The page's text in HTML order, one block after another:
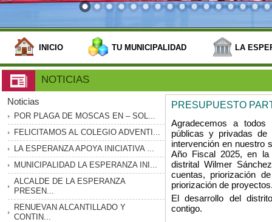
INICIO TU MUNICIPALIDAD LA
NOTICIAS
Noticias
POR PLAGA DE MOSCAS EN – SOL...
FELICITAMOS AL COLEGIO ADVENTI...
LA ESPERANZA APOYA INICIATIVA ...
MUNICIPALIDAD LA ESPERANZA INI...
ALCALDE DE LA ESPERANZA
PRESEN...
RENUEVAN ALCANTILLADO Y
CONTIN...
PRESUPUESTO
Agradecemos a todos
públicas y privadas
intervención en nuestro
Año Fiscal 2025, en
distrital Wilmer
cuentas, priorización
priorización de
El desarrollo del
contigo.